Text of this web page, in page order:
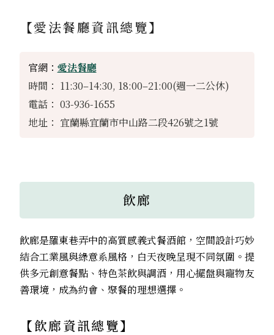
【愛法餐廳資訊總覽】
官網： 愛法餐廳
時間： 11:30–14:30, 18:00–21:00(週一二公休)
電話： 03-936-1655
地址： 宜蘭縣宜蘭市中山路二段426號之1號
飲廊
飲廊是羅東巷弄中的高質感義式餐酒館，空間設計巧妙
結合工業風與綠意系風格，白天夜晚呈現不同氛圍。提
供多元創意餐點、特色茶飲與調酒，用心擺盤與寵物友
善環境，成為約會、聚餐的理想選擇。
【飲廊資訊總覽】